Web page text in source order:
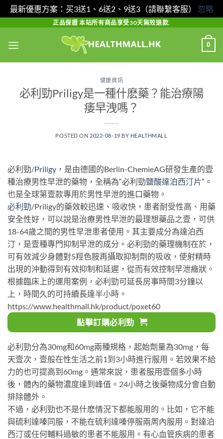
最新優惠方案：买3送1、6送2、9送3（請聯繫客服） 忽略
content
正品保證 本站所有商品享受30天無效退款.
0
健康資訊
必利勁Priligy是一種什麽藥？能治療陽
痿早洩嗎？
POSTED ON 2022-08-19 BY HEALTHMALL
必利勁/Priligy ，是由德國的Berlin-ChemieAG研發生產的壹
種治療男性早泄的藥物，全稱為“必利勁鹽酸達泊西汀片”。
也是全球第壹款專用於男性早泄的進口藥物。
必利勁/Priligy的藥效較迅速、吸收快，患者耐受性高、用藥
安全性好，可以說是治療男性早泄的最理想藥品之壹，可供
18-64歲之間的男性早泄患者使用。其主要成分為達泊西
汀，是壹種專門抑制早泄的成分。必利勁的藥理機制在於，
可有效減少身體對5羥色胺再攝取抑制劑的吸收，使射精時
出現的沖動得到有效抑制和延遲，從而有效控制早泄癥狀。
根據臨床上的運用案例，必利勁可延長房事時間3分鐘以
上，時間久的可持續長達半小時。
https://www.healthmall.hk/product/poxet60
點擊訂購必利勁
必利勁分為30mg和60mg兩種規格，起始劑量為30mg，每
天壹次，壹般在性生活之前1到3小時進行服用。若效果不給
力的也可提高到60mg。通常來說，患者服用壹個多小時
後，體內的藥物濃度達到峰值。24小時之後藥物成分會自動
排除體外。
不過，必利勁也不是什麽情況下都能服用的。比如，它不能
與硫利達嗪同服，不能在硫利達嗪停服兩周內服用。對達泊
西汀或任何輔料過敏的患者不能服用。有心血管疾病的患者